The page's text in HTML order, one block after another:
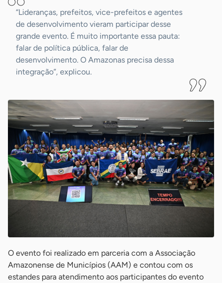
“Lideranças, prefeitos, vice-prefeitos e agentes
de desenvolvimento vieram participar desse
grande evento. É muito importante essa pauta:
falar de política pública, falar de
desenvolvimento. O Amazonas precisa dessa
integração”, explicou.
O evento foi realizado em parceria com a Associação
Amazonense de Municípios (AAM) e contou com os
estandes para atendimento aos participantes do evento